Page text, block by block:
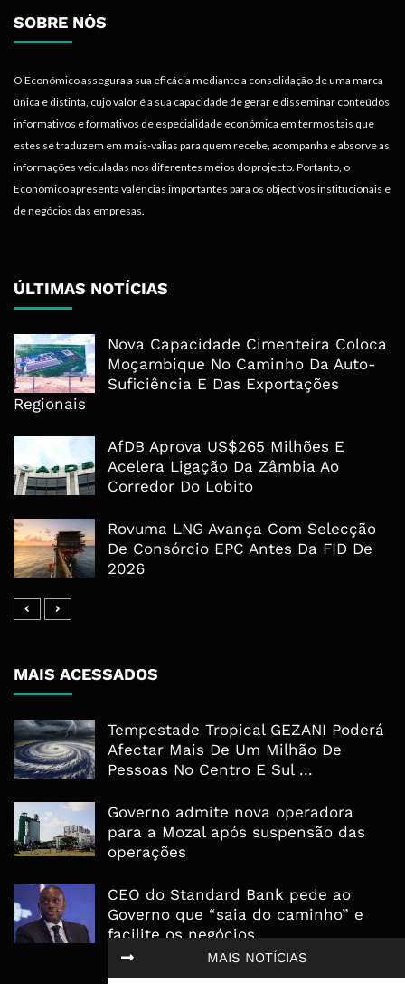
MAIS NOTÍCIAS
SOBRE NÓS
O Económico assegura a sua eficácia mediante a consolidação de uma marca
única e distinta, cujo valor é a sua capacidade de gerar e disseminar conteúdos
informativos e formativos de especialidade económica em termos tais que
estes se traduzem em mais-valias para quem recebe, acompanha e absorve as
informações veiculadas nos diferentes meios do projecto. Portanto, o
Económico apresenta valências importantes para os objectivos institucionais e
de negócios das empresas.
ÚLTIMAS NOTÍCIAS
Nova Capacidade Cimenteira Coloca
Moçambique No Caminho Da Auto-
Suficiência E Das Exportações
Regionais
AfDB Aprova US$265 Milhões E
Acelera Ligação Da Zâmbia Ao
Corredor Do Lobito
Rovuma LNG Avança Com Selecção
De Consórcio EPC Antes Da FID De
2026
MAIS ACESSADOS
Tempestade Tropical GEZANI Poderá
Afectar Mais De Um Milhão De
Pessoas No Centro E Sul ...
Governo admite nova operadora
para a Mozal após suspensão das
operações
CEO do Standard Bank pede ao
Governo que “saia do caminho” e
facilite os negócios